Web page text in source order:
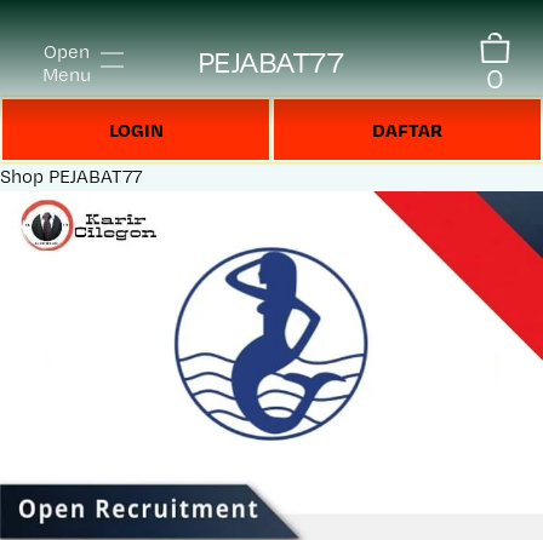
Open
Menu
PEJABAT77 0
LOGIN DAFTAR
Shop PEJABAT77